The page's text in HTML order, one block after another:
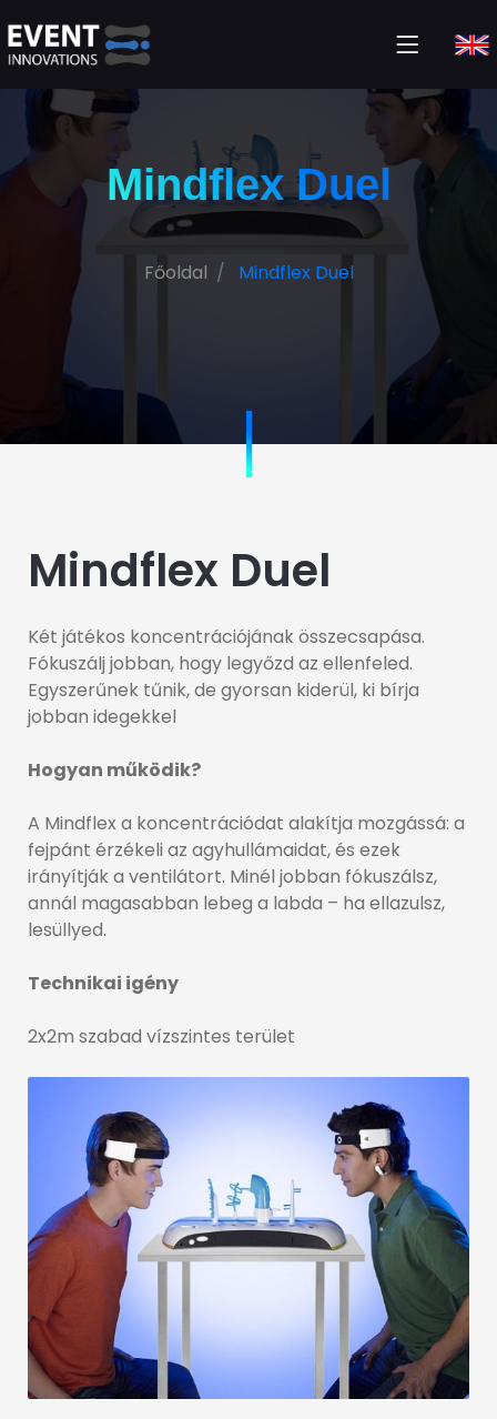
Mindflex Duel
Főoldal Mindflex Duel
Mindflex Duel
Két játékos koncentrációjának összecsapása.
Fókuszálj jobban, hogy legyőzd az ellenfeled.
Egyszerűnek tűnik, de gyorsan kiderül, ki bírja
jobban idegekkel
Hogyan működik?
A Mindflex a koncentrációdat alakítja mozgássá: a
fejpánt érzékeli az agyhullámaidat, és ezek
irányítják a ventilátort. Minél jobban fókuszálsz,
annál magasabban lebeg a labda – ha ellazulsz,
lesüllyed.
Technikai igény
2x2m szabad vízszintes terület